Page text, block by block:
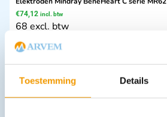
Toestemming Details
€74,12 incl. btw
68 excl. btw
Leverbaar